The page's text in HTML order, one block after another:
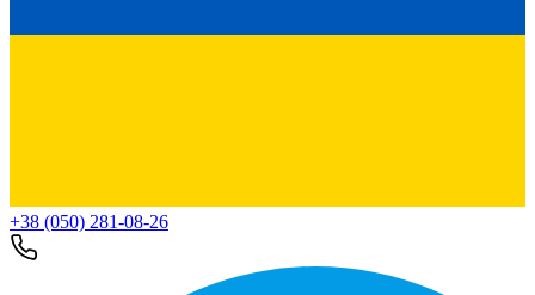
+38 (050) 281-08-26